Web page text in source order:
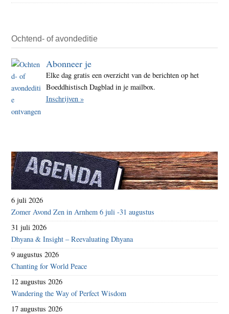
Ochtend- of avondeditie
Abonneer je
Elke dag gratis een overzicht van de berichten op het
Boeddhistisch Dagblad in je mailbox.
Inschrijven »
6 juli 2026
Zomer Avond Zen in Arnhem 6 juli -31 augustus
31 juli 2026
Dhyana & Insight – Reevaluating Dhyana
9 augustus 2026
Chanting for World Peace
12 augustus 2026
Wandering the Way of Perfect Wisdom
17 augustus 2026